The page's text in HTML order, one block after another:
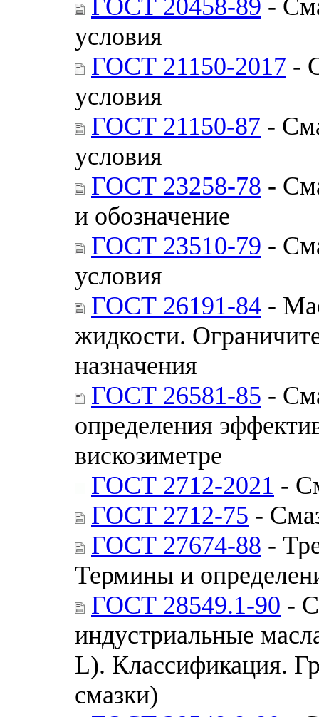
ГОСТ 20458-89 -
условия
ГОСТ 21150-2017 -
условия
ГОСТ 21150-87 -
условия
ГОСТ 23258-78 -
и обозначение
ГОСТ 23510-79 -
условия
ГОСТ 26191-84 -
жидкости.
назначения
ГОСТ 26581-85 -
определения
вискозиметре
ГОСТ 2712-2021 -
ГОСТ 2712-75 -
ГОСТ 27674-88 -
Термины и
ГОСТ 28549.1-90 -
индустриальные
L). Классификация.
смазки)